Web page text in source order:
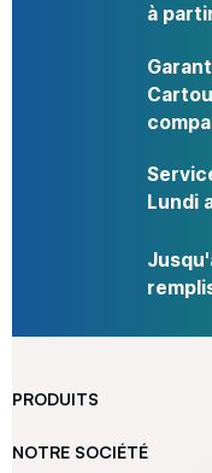
à
Lundi
PRODUITS
NOTRE SOCIÉTÉ